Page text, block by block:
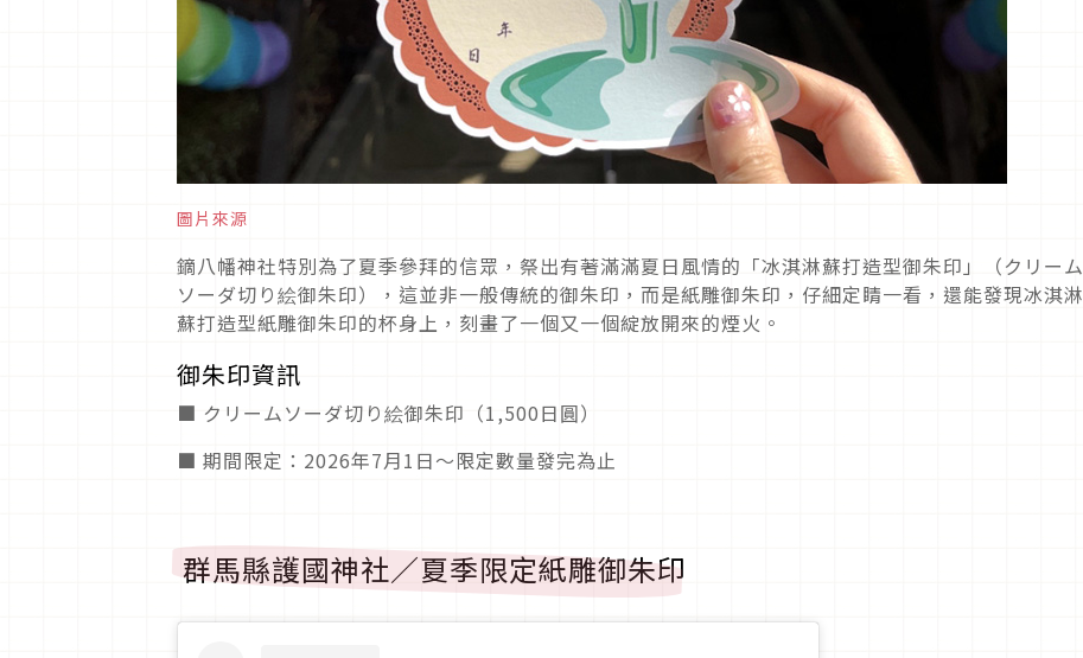
圖片來源
鏑八幡神社特別為了夏季參拜的信眾，祭出有著滿滿夏日風情的「冰淇淋蘇打造型御朱印」（クリーム
ソーダ切り絵御朱印），這並非一般傳統的御朱印，而是紙雕御朱印，仔細定睛一看，還能發現冰淇淋
蘇打造型紙雕御朱印的杯身上，刻畫了一個又一個綻放開來的煙火。
御朱印資訊
■ クリームソーダ切り絵御朱印（1,500日圓）
■ 期間限定：2026年7月1日～限定數量發完為止
群馬縣護國神社／夏季限定紙雕御朱印